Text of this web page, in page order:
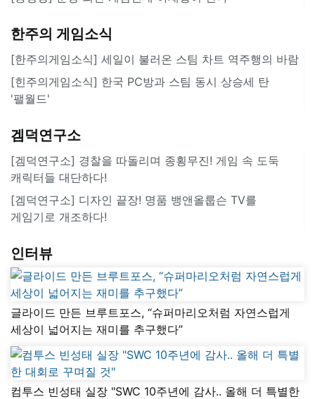
한주의 게임소식
[한주의게임소식] 세일이 불러온 스팀 차트 역주행의 바람
[힌주의게임소식] 한국 PC방과 스팀 동시 상승세 탄
'팰월드'
겜덕연구소
[겜덕연구소] 경찰을 따돌리며 종횡무진! 게임 속 도둑
캐릭터들 대단하다!
[겜덕연구소] 디자인 끝장! 명품 뱅앤올룹슨 TV를
게임기로 개조하다!
인터뷰
글라이드 만든 브루트포스, “슈퍼마리오처럼 자연스럽게
세상이 넓어지는 재미를 추구했다”
컴투스 빈성태 실장 "SWC 10주년에 감사.. 올해 더 특별한